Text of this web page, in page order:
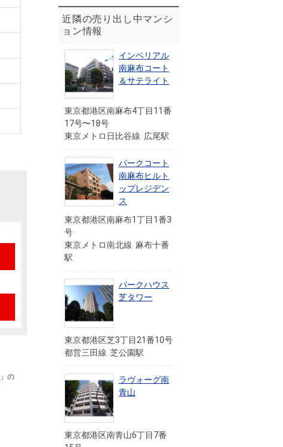
」の
近隣の売り出し中マンシ
ョン情報
インペリアル
南麻布コート
＆サテライト
東京都港区南麻布4丁目11番
17号〜18号
東京メトロ日比谷線 広尾駅
パークコート
南麻布ヒルト
ップレジデン
ス
東京都港区南麻布1丁目1番3
号
東京メトロ南北線 麻布十番
駅
パークハウス
芝タワー
東京都港区芝3丁目21番10号
都営三田線 芝公園駅
ラヴォーグ南
青山
東京都港区南青山6丁目7番